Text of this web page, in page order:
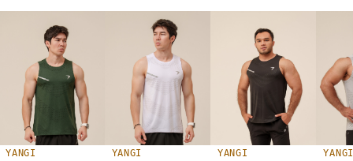
YANGI YANGI YANGI YANGI